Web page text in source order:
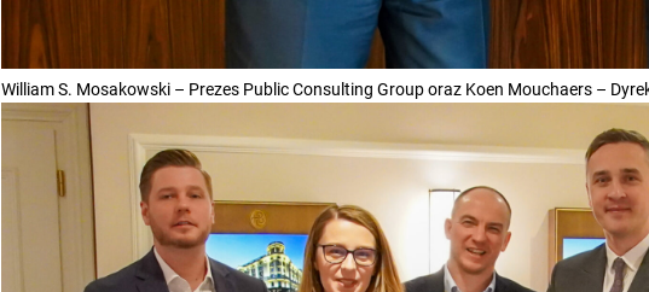
William S. Mosakowski – Prezes Public Consulting Group oraz Koen Mouchaers –